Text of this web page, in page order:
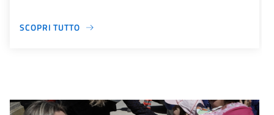
SCOPRI TUTTO